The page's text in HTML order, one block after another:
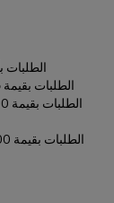
الطلبات بأقل من 155
الطلبات بقيمة 155 درهماً إماراتياً أو أكثر، اختر 2 عينة و1 منمنمات.